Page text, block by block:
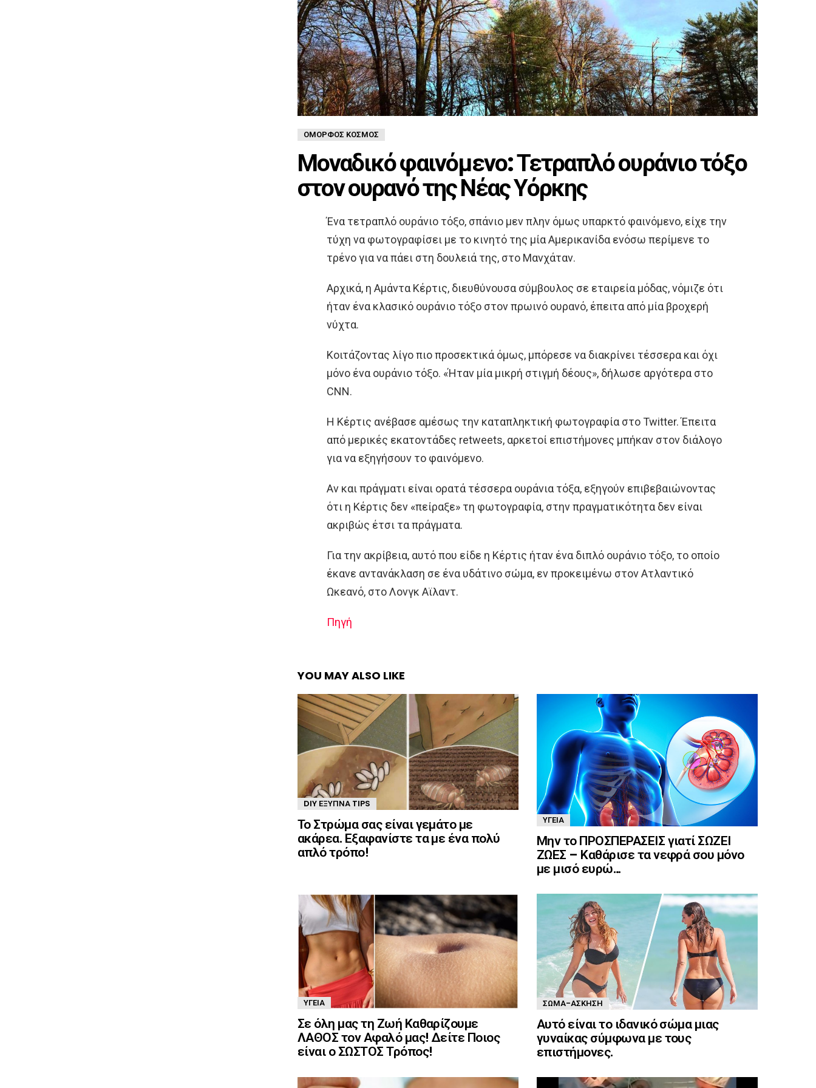
ΌΜΟΡΦΟΣ ΚΌΣΜΟΣ
Μοναδικό φαινόμενο: Τετραπλό ουράνιο τόξο
στον ουρανό της Νέας Υόρκης
Ένα τετραπλό ουράνιο τόξο, σπάνιο μεν πλην όμως υπαρκτό φαινόμενο, είχε την
τύχη να φωτογραφίσει με το κινητό της μία Αμερικανίδα ενόσω περίμενε το
τρένο για να πάει στη δουλειά της, στο Μανχάταν.
Αρχικά, η Αμάντα Κέρτις, διευθύνουσα σύμβουλος σε εταιρεία μόδας, νόμιζε ότι
ήταν ένα κλασικό ουράνιο τόξο στον πρωινό ουρανό, έπειτα από μία βροχερή
νύχτα.
Κοιτάζοντας λίγο πιο προσεκτικά όμως, μπόρεσε να διακρίνει τέσσερα και όχι
μόνο ένα ουράνιο τόξο. «Ήταν μία μικρή στιγμή δέους», δήλωσε αργότερα στο
CNN.
Η Κέρτις ανέβασε αμέσως την καταπληκτική φωτογραφία στο Twitter. Έπειτα
από μερικές εκατοντάδες retweets, αρκετοί επιστήμονες μπήκαν στον διάλογο
για να εξηγήσουν το φαινόμενο.
Αν και πράγματι είναι ορατά τέσσερα ουράνια τόξα, εξηγούν επιβεβαιώνοντας
ότι η Κέρτις δεν «πείραξε» τη φωτογραφία, στην πραγματικότητα δεν είναι
ακριβώς έτσι τα πράγματα.
Για την ακρίβεια, αυτό που είδε η Κέρτις ήταν ένα διπλό ουράνιο τόξο, το οποίο
έκανε αντανάκλαση σε ένα υδάτινο σώμα, εν προκειμένω στον Ατλαντικό
Ωκεανό, στο Λονγκ Αϊλαντ.
Πηγή
YOU MAY ALSO LIKE
DIY ΈΞΥΠΝΑ TIPS
Το Στρώμα σας είναι γεμάτο με
ακάρεα. Εξαφανίστε τα με ένα πολύ
απλό τρόπο!
ΥΓΕΊΑ
Μην το ΠΡΟΣΠΕΡΑΣΕΙΣ γιατί ΣΩΖΕΙ
ΖΩΕΣ – Καθάρισε τα νεφρά σου μόνο
με μισό ευρώ…
ΥΓΕΊΑ
Σε όλη μας τη Ζωή Καθαρίζουμε
ΛΑΘΟΣ τον Αφαλό μας! Δείτε Ποιος
είναι ο ΣΩΣΤΟΣ Τρόπος!
ΣΏΜΑ-ΆΣΚΗΣΗ
Αυτό είναι το ιδανικό σώμα μιας
γυναίκας σύμφωνα με τους
επιστήμονες.